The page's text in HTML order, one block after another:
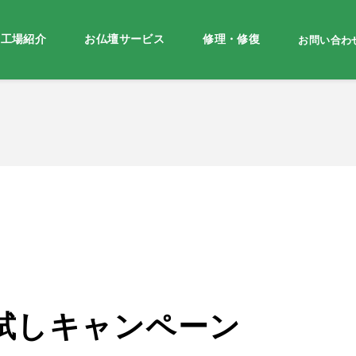
場紹介 お仏壇サービス 修理・修復 お問い合わ
しキャンペーン